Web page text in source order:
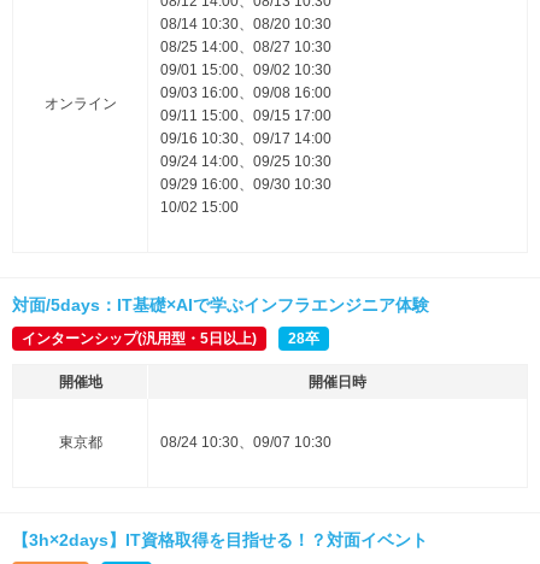
オンライン
08/14 10:30、08/20 10:30
08/25 14:00、08/27 10:30
09/01 15:00、09/02 10:30
09/03 16:00、09/08 16:00
09/11 15:00、09/15 17:00
09/16 10:30、09/17 14:00
09/24 14:00、09/25 10:30
09/29 16:00、09/30 10:30
10/02 15:00
対面/5days：IT基礎×AIで学ぶインフラエンジニア体験
インターンシップ(汎用型・5日以上) 28卒
開催地 開催日時
東京都 08/24 10:30、09/07 10:30
【3h×2days】IT資格取得を目指せる！？対面イベント